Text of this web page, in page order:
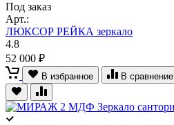
Под заказ
Арт.:
ЛЮКСОР РЕЙКА зеркало
4.8
52 000 ₽
В избранное В сравнение